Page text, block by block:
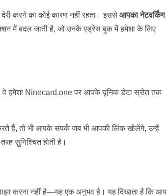
करने का कोई कारण नहीं रहता। इससे आपका नेटवर्किंग
में बदल जाती है, जो उनके एड्रेस बुक में हमेशा के लिए
हमेशा Ninecard.one पर आपके यूनिक डेटा स्रोत तक
हैं, तो भी आपके संपर्क जब भी आपकी लिंक खोलेंगे, उन्हें
सुनिश्चित होती है।
करना नहीं है—यह एक अनुभव है। यह दिखाता है कि आप